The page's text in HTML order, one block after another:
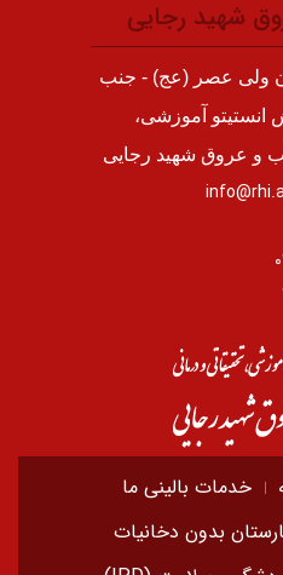
شهید رجایی
ولی عصر (عج) - جنب
انستیتو آموزشی،
و عروق شهید رجایی
خدمات بالینی ما
بدون دخانیات